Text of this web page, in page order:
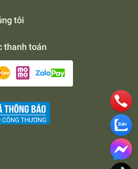
tôi
thanh toán